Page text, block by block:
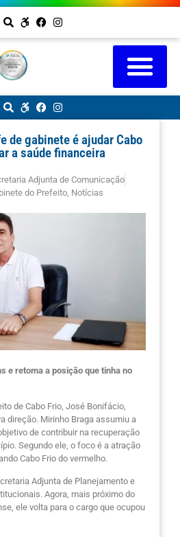
de gabinete é ajudar Cabo
a saúde financeira
Adjunta de Comunicação
do Prefeito, Notícias
e retoma a posição que tinha no
de Cabo Frio, José Bonifácio,
direção. Mirinho Braga assumiu a
de contribuir na recuperação
Segundo ele, o foco é a atração
Cabo Frio do vermelho.
Adjunta de Planejamento e
Agora, mais próximo do
ele volta para o cargo que ocupou